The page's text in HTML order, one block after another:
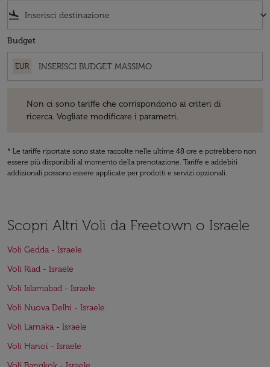
flight_land keyboard_arrow_down
Budget
EUR
Non ci sono tariffe che corrispondono ai criteri di
ricerca. Vogliate modificare i parametri.
* Le tariffe riportate sono state raccolte nelle ultime 48 ore e potrebbero non
essere più disponibili al momento della prenotazione. Tariffe e addebiti
addizionali possono essere applicate per prodotti e servizi opzionali.
Scopri Altri Voli da Freetown o Israele
Voli Gedda - Israele
Voli Riad - Israele
Voli Islamabad - Israele
Voli Nuova Delhi - Israele
Voli Larnaka - Israele
Voli Hanoi - Israele